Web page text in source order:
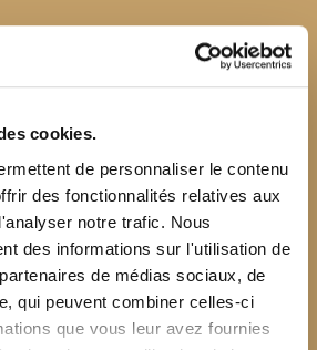
cookies.
de personnaliser le contenu
des fonctionnalités relatives aux
notre trafic. Nous
des informations sur l'utilisation de
de médias sociaux, de
qui peuvent combiner celles-ci
que vous leur avez fournies